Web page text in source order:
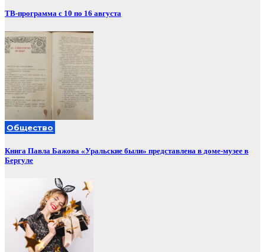
ТВ-программа с 10 по 16 августа
Общество
Книга Павла Бажова «Уральские были» представлена в доме-музее в
Бергуле